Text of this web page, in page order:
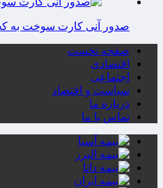
صدور آنی کارت سوخت به
صفحه نخست
اقتصادی
اجتماعی
سیاست و اقتصاد
درباره ما
تماس با ما